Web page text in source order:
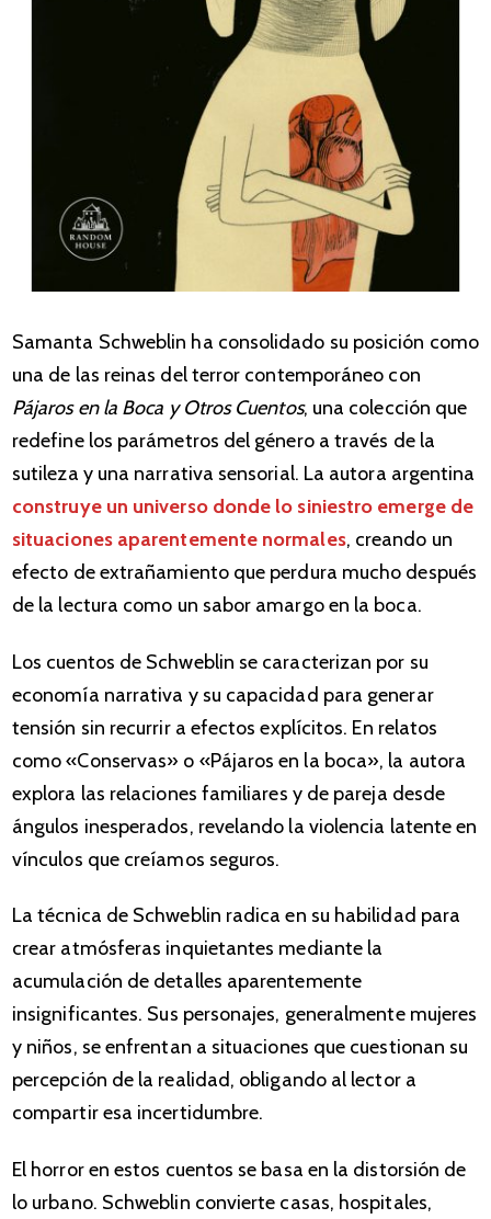
Samanta Schweblin ha consolidado su posición como
una de las reinas del terror contemporáneo con
Pájaros en la Boca y Otros Cuentos, una colección que
redefine los parámetros del género a través de la
sutileza y una narrativa sensorial. La autora argentina
construye un universo donde lo siniestro emerge de
situaciones aparentemente normales, creando un
efecto de extrañamiento que perdura mucho después
de la lectura como un sabor amargo en la boca.
Los cuentos de Schweblin se caracterizan por su
economía narrativa y su capacidad para generar
tensión sin recurrir a efectos explícitos. En relatos
como «Conservas» o «Pájaros en la boca», la autora
explora las relaciones familiares y de pareja desde
ángulos inesperados, revelando la violencia latente en
vínculos que creíamos seguros.
La técnica de Schweblin radica en su habilidad para
crear atmósferas inquietantes mediante la
acumulación de detalles aparentemente
insignificantes. Sus personajes, generalmente mujeres
y niños, se enfrentan a situaciones que cuestionan su
percepción de la realidad, obligando al lector a
compartir esa incertidumbre.
El horror en estos cuentos se basa en la distorsión de
lo urbano. Schweblin convierte casas, hospitales,